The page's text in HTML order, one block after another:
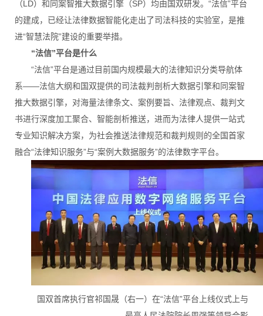
（LD）和同案智推大数据引擎（SP）均由国双研发。“法信”平台
的建成，已经让法律数据智能化走出了司法科技的实验室，是推
进“智慧法院”建设的重要举措。
“法信”平台是什么
“法信”平台是通过目前国内规模最大的法律知识分类导航体
系——法信大纲和国双提供的司法裁判剖析大数据引擎和同案智
推大数据引擎，对海量法律条文、案例要旨、法律观点、裁判文
书进行深度加工聚合、智能剖析推送，进而为法律人提供一站式
专业知识解决方案，为社会推送法律规范和裁判规则的全国首家
融合“法律知识服务”与“案例大数据服务”的法律数字平台。
国双首席执行官祁国晟（右一）在“法信”平台上线仪式上与